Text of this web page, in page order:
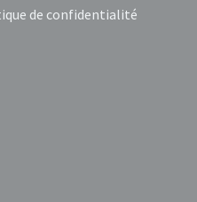
de confidentialité